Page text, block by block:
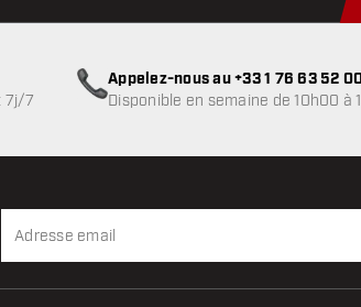
client indisponible
7j/7
Appelez-nous au +33 1 76 63 52
Disponible en semaine de 10h00 à